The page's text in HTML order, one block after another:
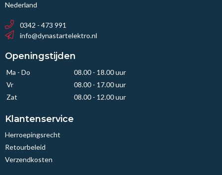
Nederland
0342 - 473 991
info@dynastartelektro.nl
Openingstijden
Ma - Do
08.00 - 18.00 uur
Vr
08.00 - 17.00 uur
Zat
08.00 - 12.00 uur
Klantenservice
Herroepingsrecht
Retourbeleid
Verzendkosten